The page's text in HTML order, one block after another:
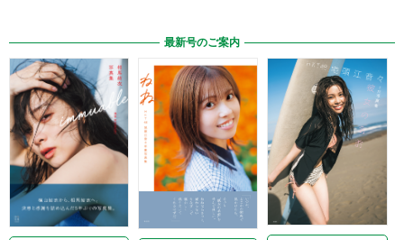
最新号のご案内